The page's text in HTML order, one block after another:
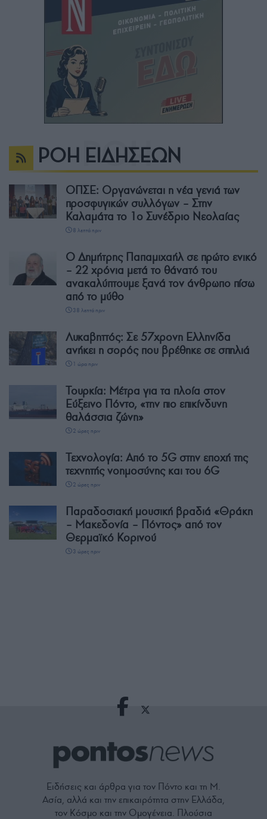
ΡΟΗ ΕΙΔΗΣΕΩΝ
ΟΠΣΕ: Οργανώνεται η νέα γενιά των
προσφυγικών συλλόγων – Στην
Καλαμάτα το 1ο Συνέδριο Νεολαίας
8 λεπτά πριν
Ο Δημήτρης Παπαμιχαήλ σε πρώτο ενικό
– 22 χρόνια μετά το θάνατό του
ανακαλύπτουμε ξανά τον άνθρωπο πίσω
από το μύθο
38 λεπτά πριν
Λυκαβηττός: Σε 57χρονη Ελληνίδα
ανήκει η σορός που βρέθηκε σε σπηλιά
1 ώρα πριν
Τουρκία: Μέτρα για τα πλοία στον
Εύξεινο Πόντο, «την πιο επικίνδυνη
θαλάσσια ζώνη»
2 ώρες πριν
Τεχνολογία: Από το 5G στην εποχή της
τεχνητής νοημοσύνης και του 6G
2 ώρες πριν
Παραδοσιακή μουσική βραδιά «Θράκη
– Μακεδονία – Πόντος» από τον
Θερμαϊκό Κορινού
3 ώρες πριν
Ειδήσεις και άρθρα για τον Πόντο και τη Μ.
Ασία, αλλά και την επικαιρότητα στην Ελλάδα,
τον Κόσμο και την Ομογένεια. Πλούσια